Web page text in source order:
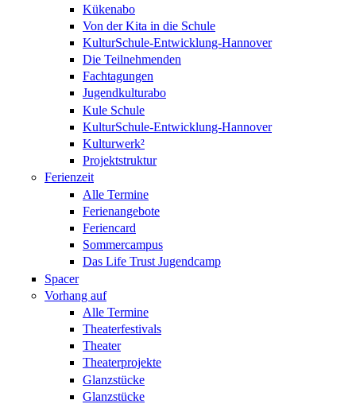
Kükenabo
Von der Kita in die Schule
KulturSchule-Entwicklung-Hannover
Die Teilnehmenden
Fachtagungen
Jugendkulturabo
Kule Schule
KulturSchule-Entwicklung-Hannover
Kulturwerk²
Projektstruktur
Ferienzeit
Alle Termine
Ferienangebote
Feriencard
Sommercampus
Das Life Trust Jugendcamp
Spacer
Vorhang auf
Alle Termine
Theaterfestivals
Theater
Theaterprojekte
Glanzstücke
Glanzstücke